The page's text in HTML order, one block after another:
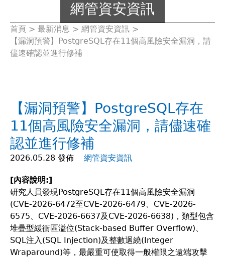
網管資安資訊
您
在
裡
首頁 > 最新消息 > 網管資安資訊 >
【漏洞預警】PostgreSQL存在11個高風險安全漏洞，請
儘速確認並進行修補
【漏洞預警】PostgreSQL存在
11個高風險安全漏洞，請儘速確
認並進行修補
2026.05.28 發佈 網管資安資訊
[內容說明:]
研究人員發現PostgreSQL存在11個高風險安全漏洞
(CVE-2026-6472至CVE-2026-6479、CVE-2026-
6575、CVE-2026-6637及CVE-2026-6638)，類型包含
堆疊型緩衝區溢位(Stack-based Buffer Overflow)、
SQL注入(SQL Injection)及整數迴繞(Integer
Wraparound)等，最嚴重可使取得一般權限之遠端攻擊